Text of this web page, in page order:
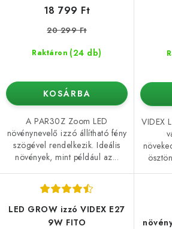
Raktáron (24 db)
18 799 Ft
20 299 Ft
KOSÁRBA
A PAR30Z Zoom LED
növénynevelő izzó állítható fény
szögével rendelkezik. Ideális
növények, mint például az...
VIDEX
LED GROW izzó VIDEX E27
9W FITO